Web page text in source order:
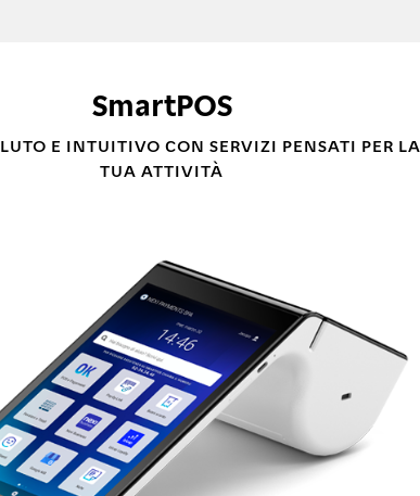
SmartPOS
E INTUITIVO CON SERVIZI PENSATI PER LA
TUA ATTIVITÀ